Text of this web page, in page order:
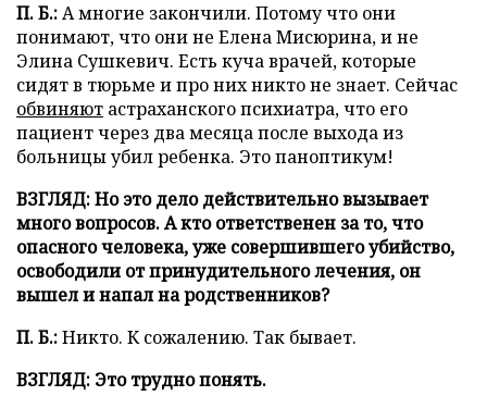
П. Б.:А многие закончили. Потому что они
понимают, что они не Елена Мисюрина, и не
Элина Сушкевич. Есть куча врачей, которые
сидят в тюрьме и про них никто не знает. Сейчас
обвиняют астраханского психиатра, что его
пациент через два месяца после выхода из
больницы убил ребенка. Это паноптикум!
ВЗГЛЯД: Но это дело действительно вызывает
много вопросов. А кто ответственен за то, что
опасного человека, уже совершившего убийство,
освободили от принудительного лечения, он
вышел и напал на родственников?
П. Б.:Никто. К сожалению. Так бывает.
ВЗГЛЯД: Это трудно понять.